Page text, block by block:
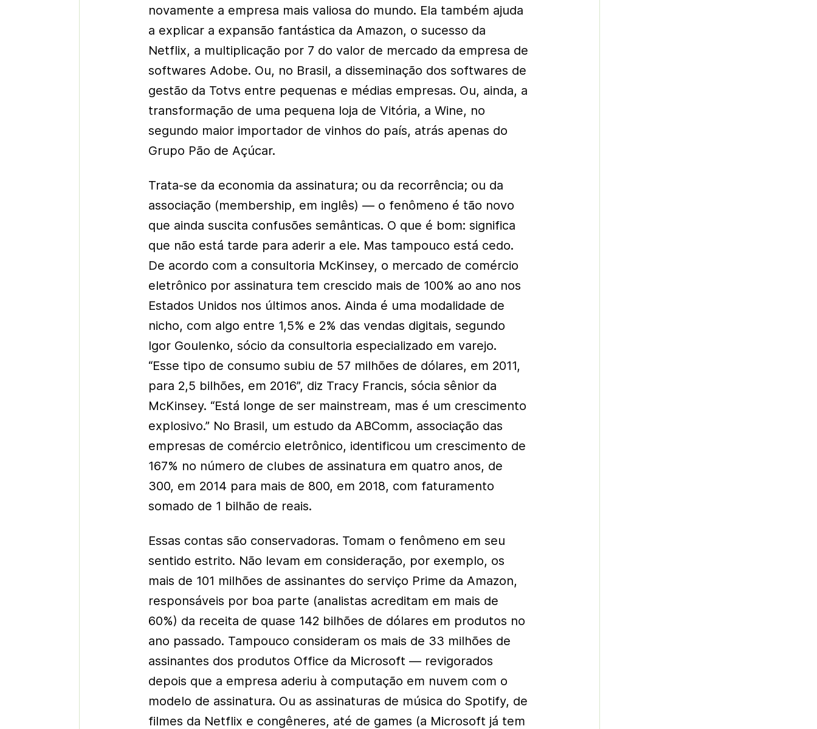
novamente a empresa mais valiosa do mundo. Ela também ajuda
a explicar a expansão fantástica da Amazon, o sucesso da
Netflix, a multiplicação por 7 do valor de mercado da empresa de
softwares Adobe. Ou, no Brasil, a disseminação dos softwares de
gestão da Totvs entre pequenas e médias empresas. Ou, ainda, a
transformação de uma pequena loja de Vitória, a Wine, no
segundo maior importador de vinhos do país, atrás apenas do
Grupo Pão de Açúcar.
Trata-se da economia da assinatura; ou da recorrência; ou da
associação (membership, em inglês) — o fenômeno é tão novo
que ainda suscita confusões semânticas. O que é bom: significa
que não está tarde para aderir a ele. Mas tampouco está cedo.
De acordo com a consultoria McKinsey, o mercado de comércio
eletrônico por assinatura tem crescido mais de 100% ao ano nos
Estados Unidos nos últimos anos. Ainda é uma modalidade de
nicho, com algo entre 1,5% e 2% das vendas digitais, segundo
Igor Goulenko, sócio da consultoria especializado em varejo.
“Esse tipo de consumo subiu de 57 milhões de dólares, em 2011,
para 2,5 bilhões, em 2016”, diz Tracy Francis, sócia sênior da
McKinsey. “Está longe de ser mainstream, mas é um crescimento
explosivo.” No Brasil, um estudo da ABComm, associação das
empresas de comércio eletrônico, identificou um crescimento de
167% no número de clubes de assinatura em quatro anos, de
300, em 2014 para mais de 800, em 2018, com faturamento
somado de 1 bilhão de reais.
Essas contas são conservadoras. Tomam o fenômeno em seu
sentido estrito. Não levam em consideração, por exemplo, os
mais de 101 milhões de assinantes do serviço Prime da Amazon,
responsáveis por boa parte (analistas acreditam em mais de
60%) da receita de quase 142 bilhões de dólares em produtos no
ano passado. Tampouco consideram os mais de 33 milhões de
assinantes dos produtos Office da Microsoft — revigorados
depois que a empresa aderiu à computação em nuvem com o
modelo de assinatura. Ou as assinaturas de música do Spotify, de
filmes da Netflix e congêneres, até de games (a Microsoft já tem